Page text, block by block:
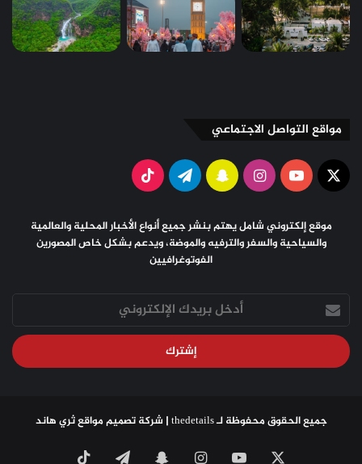
مواقع التواصل الاجتماعي
X يوتيوبانستقرامسناب تيلقرام‫TikTok
موقع إلكتروني شامل يهتم بنشر جميع أنواع الأخبار المحلية والعالمية
والسياحية والسفر والترفيه والموضة، ويدعم بشكل خاص المصورين
الفوتوغرافيين
أدخل
بريدك
الإلكتروني
جميع الحقوق محفوظة لـ thedetails | شركة تصميم مواقعثري هاند
يوتيوب انستقرام سناب تيلقرام